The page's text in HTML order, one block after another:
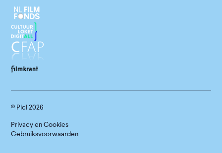
© Picl2026
Privacy en Cookies
Gebruiksvoorwaarden